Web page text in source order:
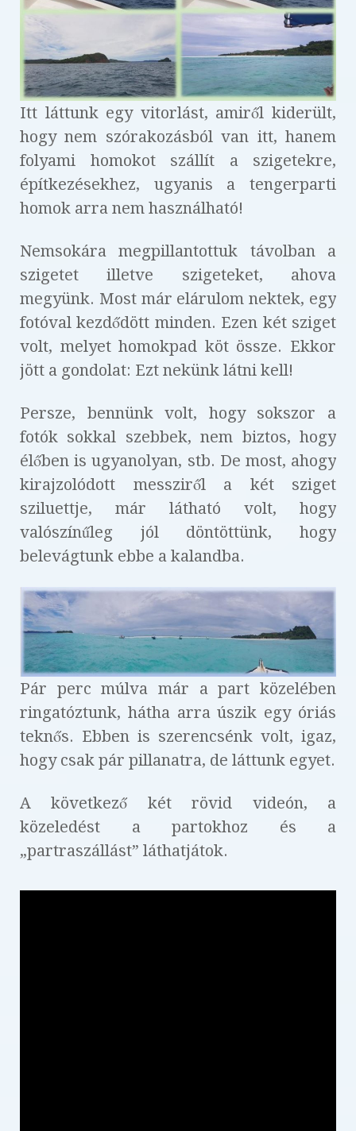
Itt láttunk egy vitorlást, amiről kiderült,
hogy nem szórakozásból van itt, hanem
folyami homokot szállít a szigetekre,
építkezésekhez, ugyanis a tengerparti
homok arra nem használható!
Nemsokára megpillantottuk távolban a
szigetet illetve szigeteket, ahova
megyünk. Most már elárulom nektek, egy
fotóval kezdődött minden. Ezen két sziget
volt, melyet homokpad köt össze. Ekkor
jött a gondolat: Ezt nekünk látni kell!
Persze, bennünk volt, hogy sokszor a
fotók sokkal szebbek, nem biztos, hogy
élőben is ugyanolyan, stb. De most, ahogy
kirajzolódott messziről a két sziget
sziluettje, már látható volt, hogy
valószínűleg jól döntöttünk, hogy
belevágtunk ebbe a kalandba.
Pár perc múlva már a part közelében
ringatóztunk, hátha arra úszik egy óriás
teknős. Ebben is szerencsénk volt, igaz,
hogy csak pár pillanatra, de láttunk egyet.
A következő két rövid videón, a
közeledést a partokhoz és a
„partraszállást” láthatjátok.